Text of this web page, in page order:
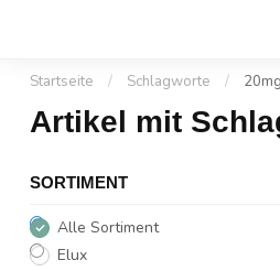
Startseite / Schlagworte /
Artikel mit
SORTIMENT
Alle Sortiment
Elux